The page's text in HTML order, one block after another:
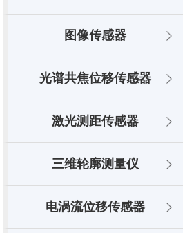
图像传感器
光谱共焦位移传感器
激光测距传感器
三维轮廓测量仪
电涡流位移传感器